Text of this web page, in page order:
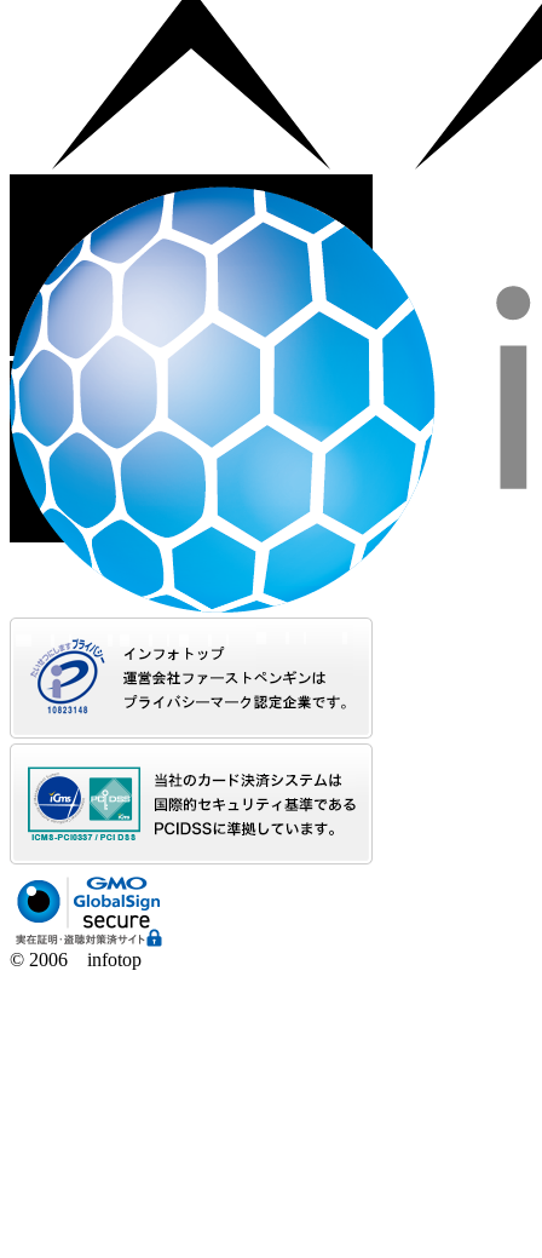
© 2006 infotop